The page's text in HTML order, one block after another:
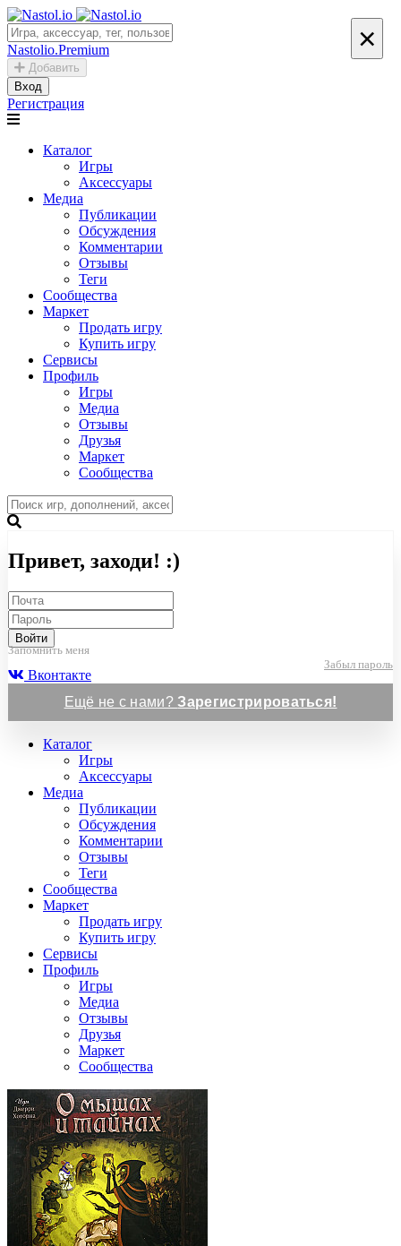
Nastolio.Premium
Добавить
Вход
Регистрация
Каталог
Игры
Аксессуары
Медиа
Публикации
Обсуждения
Комментарии
Отзывы
Теги
Сообщества
Маркет
Продать игру
Купить игру
Сервисы
Профиль
Игры
Медиа
Отзывы
Друзья
Маркет
Сообщества
×
Привет, заходи! :)
Войти
Запомнить меня
Забыл пароль
Вконтакте
Ещё не с нами?Зарегистрироваться!
Каталог
Игры
Аксессуары
Медиа
Публикации
Обсуждения
Комментарии
Отзывы
Теги
Сообщества
Маркет
Продать игру
Купить игру
Сервисы
Профиль
Игры
Медиа
Отзывы
Друзья
Маркет
Сообщества